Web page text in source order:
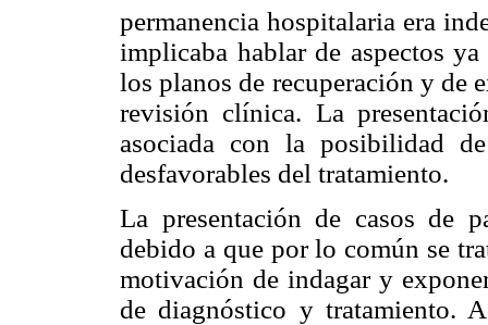
permanencia hospitalaria era
implicaba hablar de aspectos
los planos de recuperación y de
revisión clínica. La
asociada con la posibilidad
desfavorables del tratamiento.
La presentación de casos de
debido a que por lo común se
motivación de indagar y
de diagnóstico y tratamiento.